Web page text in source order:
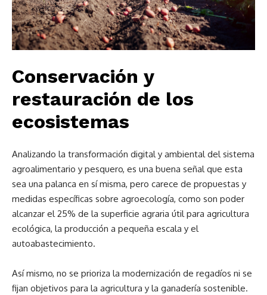
Conservación y
restauración de los
ecosistemas
Analizando la transformación digital y ambiental del sistema
agroalimentario y pesquero, es una buena señal que esta
sea una palanca en sí misma, pero carece de propuestas y
medidas específicas sobre agroecología, como son poder
alcanzar el 25% de la superficie agraria útil para agricultura
ecológica, la producción a pequeña escala y el
autoabastecimiento.
Así mismo, no se prioriza la modernización de regadíos ni se
fijan objetivos para la agricultura y la ganadería sostenible.